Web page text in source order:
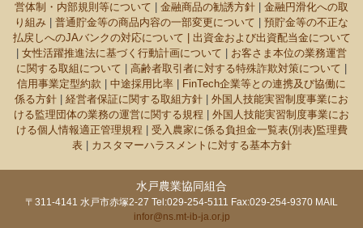
営体制・内部規則等について
金融商品の勧誘方針
金融円滑化への取
り組み
普通貯金等の商品内容の一部変更について
預貯金等の不正な
払戻しへのJAバンクの対応について | 出資金および出資配当金について
女性活躍推進法に基づく行動計画について
お客さま本位の業務運営
に関する取組について
高齢者取引者に対する特殊詐欺対策について
信用事業定型約款
中途採用比率
FinTech企業等との連携及び協働に
係る方針
経営者保証に関する取組方針
外国人技能実習制度事業にお
ける監理団体の業務の運営に関する規程
外国人技能実習制度事業にお
ける個人情報適正管理規程
受入農家に係る負担金一覧表(別表)監理費
表| カスタマーハラスメントに対する基本方針
水戸農業協同組合
〒311-4141 水戸市赤塚2-27 Tel:029-254-5111 Fax:029-254-9370 MAIL
infor@ns.mt-ib-ja.or.jp